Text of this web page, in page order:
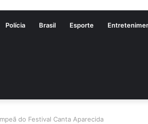
Polícia Brasil Esporte
do Festival Canta Aparecida